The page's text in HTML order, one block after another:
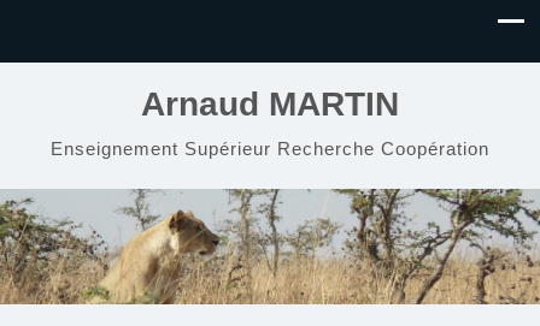
Arnaud MARTIN
Enseignement Supérieur Recherche Coopération